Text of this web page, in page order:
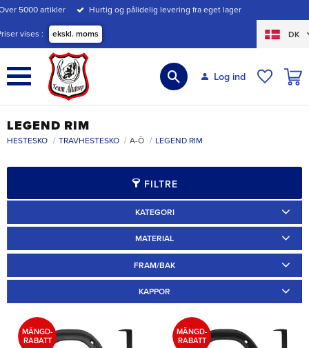
Menu
5000 artikler Hurtig og pålidelig levering fra eget lager
vises ekskl. moms DK
Log ind
LEGEND RIM
HESTESKO TRAVHESTESKO A-Ö LEGEND RIM
FILTRE
KATEGORI
MATERIAL
FRAM/BAK
KAPPOR
MÄNGD-
RABATT
MÄNGD-
RABATT